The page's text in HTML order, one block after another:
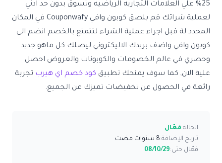
25% علي العلامات التجاريه الرياضيه وتسوق بدون حد ادني
لعملية شرائك قم بلصق كوبون وافي Couponwafy
في المكان
المحدد لة قبل اجراء عملية الشراء لتتمتع بالخصم انضم الى
كوبون وافي واضف بريدك الاليكتروني ليصلك كل ماهو جديد
وحصري في عالم الخصومات والكوبونات والعروض احصل
علية الان, كما سوف يمنحك تطبيق كود خصم اي هيرب تجربة
رائعة في الحصول عن تخفيضات تميزك عن الجميع.
الحالة:فعّال
تاريخ الإضافة:8 سنوات مضت
فعّال حتى:08/10/29